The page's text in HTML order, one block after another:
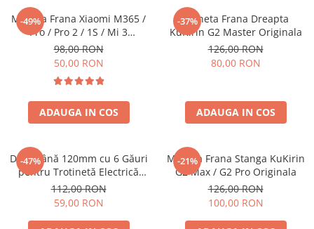
-49%
Maneta Frana Xiaomi M365 /
Pro / Pro 2 / 1S / Mi 3
Compatibil
98,00 RON
50,00 RON
ADAUGA IN COS
-37%
Maneta Frana Dreapta
KuKirin G2 Master Originala
126,00 RON
80,00 RON
ADAUGA IN COS
-47%
Disc Frână 120mm cu 6 Găuri
pentru Trotinetă Electrică
KuKirin G2 Pro
112,00 RON
59,00 RON
-21%
Maneta Frana Stanga KuKirin
G2 Max / G2 Pro Originala
126,00 RON
100,00 RON